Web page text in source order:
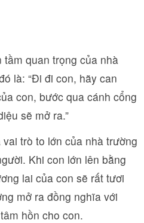
quan trọng của nhà
là: “Đi đi con, hãy can
con, bước qua cánh cổng
sẽ mở ra.”
trò to lớn của nhà trường
Khi con lớn lên bằng
lai của con sẽ rất tươi
mở ra đồng nghĩa với
hồn cho con.